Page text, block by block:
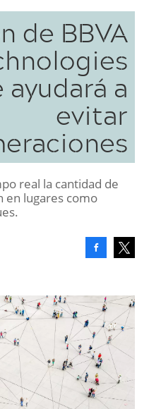
de BBVA
a
evitar
real la cantidad de
en lugares como